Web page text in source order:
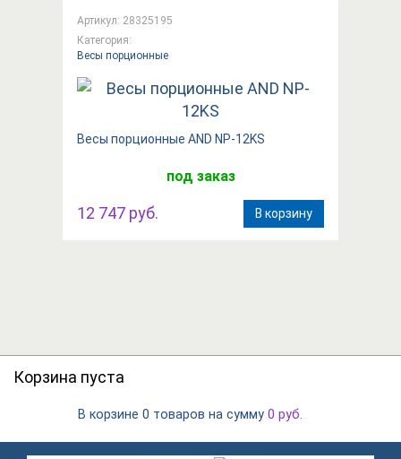
Артикул: 28325195
Категория:
Весы порционные
Вeсы порционные AND NP-12KS
под заказ
12 747 руб. В корзину
Корзина пуста
В корзине 0 товаров на сумму 0 руб.